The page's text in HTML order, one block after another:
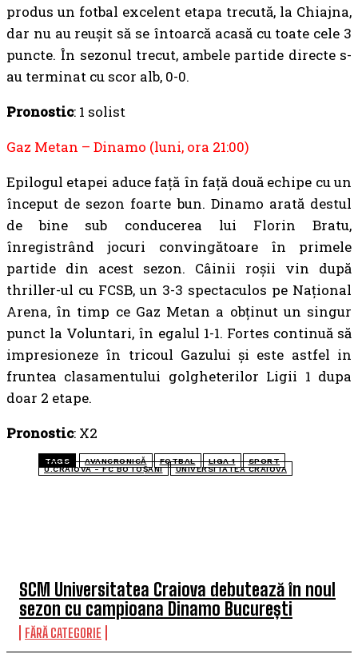
SCM Universitatea Craiova debutează în noul
sezon cu campioana Dinamo București
FĂRĂ CATEGORIE
produs un fotbal excelent etapa trecută, la Chiajna,
dar nu au reușit să se întoarcă acasă cu toate cele 3
puncte. În sezonul trecut, ambele partide directe s-
au terminat cu scor alb, 0-0.
Pronostic: 1 solist
Gaz Metan – Dinamo (luni, ora 21:00)
Epilogul etapei aduce față în față două echipe cu un
început de sezon foarte bun. Dinamo arată destul
de bine sub conducerea lui Florin Bratu,
înregistrând jocuri convingătoare în primele
partide din acest sezon. Câinii roșii vin după
thriller-ul cu FCSB, un 3-3 spectaculos pe Național
Arena, în timp ce Gaz Metan a obținut un singur
punct la Voluntari, în egalul 1-1. Fortes continuă să
impresioneze în tricoul Gazului și este astfel in
fruntea clasamentului golgheterilor Ligii 1 dupa
doar 2 etape.
Pronostic: X2
TAGS AVANCRONICĂ FOTBAL LIGA 1
SPORT
U.CRAIOVA - FC BOTOȘANI
UNIVERSITATEA CRAIOVA